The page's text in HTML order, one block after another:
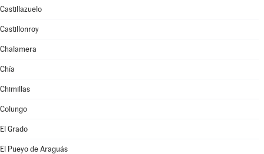
Castillazuelo
Castillonroy
Chalamera
Chía
Chimillas
Colungo
El Grado
El Pueyo de Araguás